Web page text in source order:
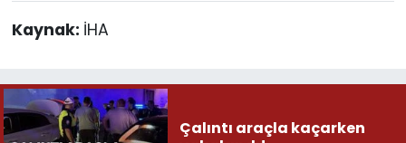
Kaynak: İHA
Çalıntı araçla kaçarken